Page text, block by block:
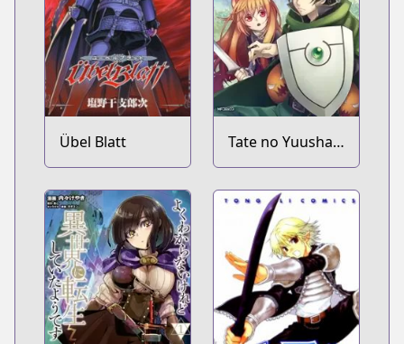
Übel Blatt
Tate no Yuusha
no Nariagari